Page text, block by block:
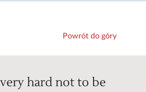
Powrót do góry
very hard not to be